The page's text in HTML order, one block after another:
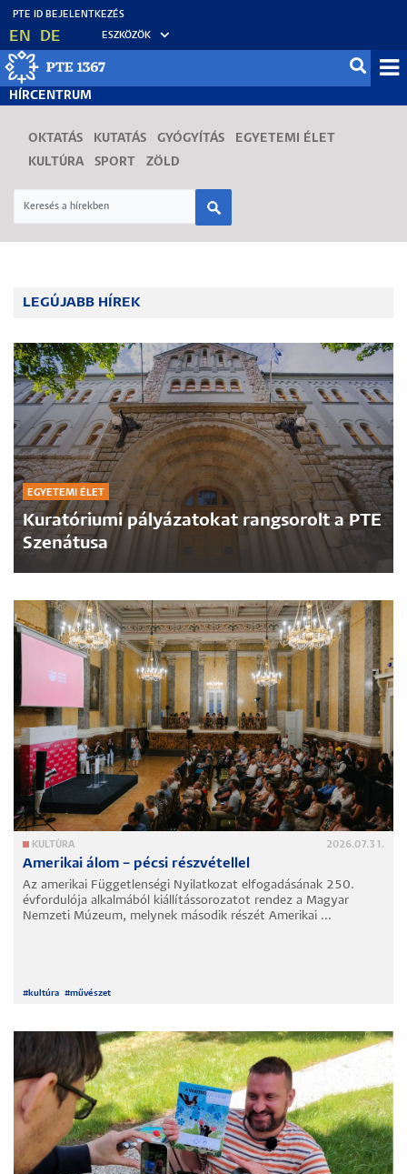
Ugrás
tartalomra
EN DE ESZKÖZÖK
HÍRCENTRUM
OKTATÁS KUTATÁS GYÓGYÍTÁS
EGYETEMI ÉLET
KULTÚRA
SPORT ZÖLD
LEGÚJABB HÍREK
EGYETEMI ÉLET
Kuratóriumi pályázatokat rangsorolt a PTE
Szenátusa
KULTÚRA 2026.07.31.
Amerikai álom – pécsi részvétellel
Az amerikai Függetlenségi Nyilatkozat elfogadásának 250.
évfordulója alkalmából kiállítássorozatot rendez a Magyar
Nemzeti Múzeum, melynek második részét Amerikai ...
# kultúra #művészet